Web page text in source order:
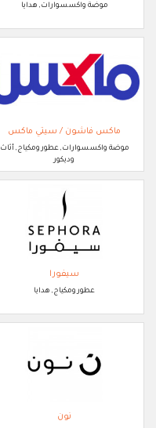
موضة واكسسوارات, هدايا
ماكس فاشون / سيتي ماكس
موضة واكسسوارات, عطور ومكياج, أثاث
وديكور
سيفورا
عطور ومكياج, هدايا
نون